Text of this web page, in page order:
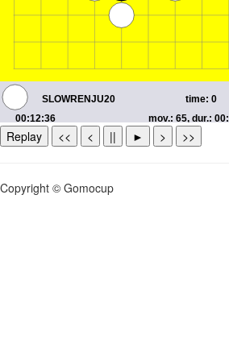
Replay << < || ► > >>
Copyright © Gomocup